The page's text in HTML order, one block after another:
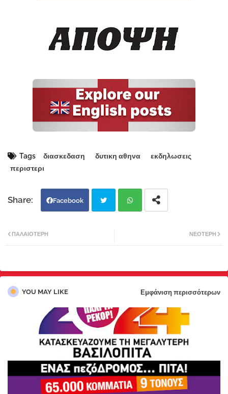
Tags διασκεδαση δυτικη αθηνα
εκδηλωσεις
περιστερι
Facebook
pp
ΝΕΌΤΕΡΗ
ΠΑΛΑΙΌΤΕΡΗ
YOU MAY LIKE Εμφάνιση περισσότερων